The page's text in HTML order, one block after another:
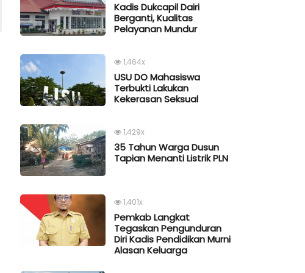
Kadis Dukcapil Dairi
Berganti, Kualitas
Pelayanan Mundur
1,464x
USU DO Mahasiswa
Terbukti Lakukan
Kekerasan Seksual
1,429x
35 Tahun Warga Dusun
Tapian Menanti Listrik PLN
1,401x
Pemkab Langkat
Tegaskan Pengunduran
Diri Kadis Pendidikan Murni
Alasan Keluarga